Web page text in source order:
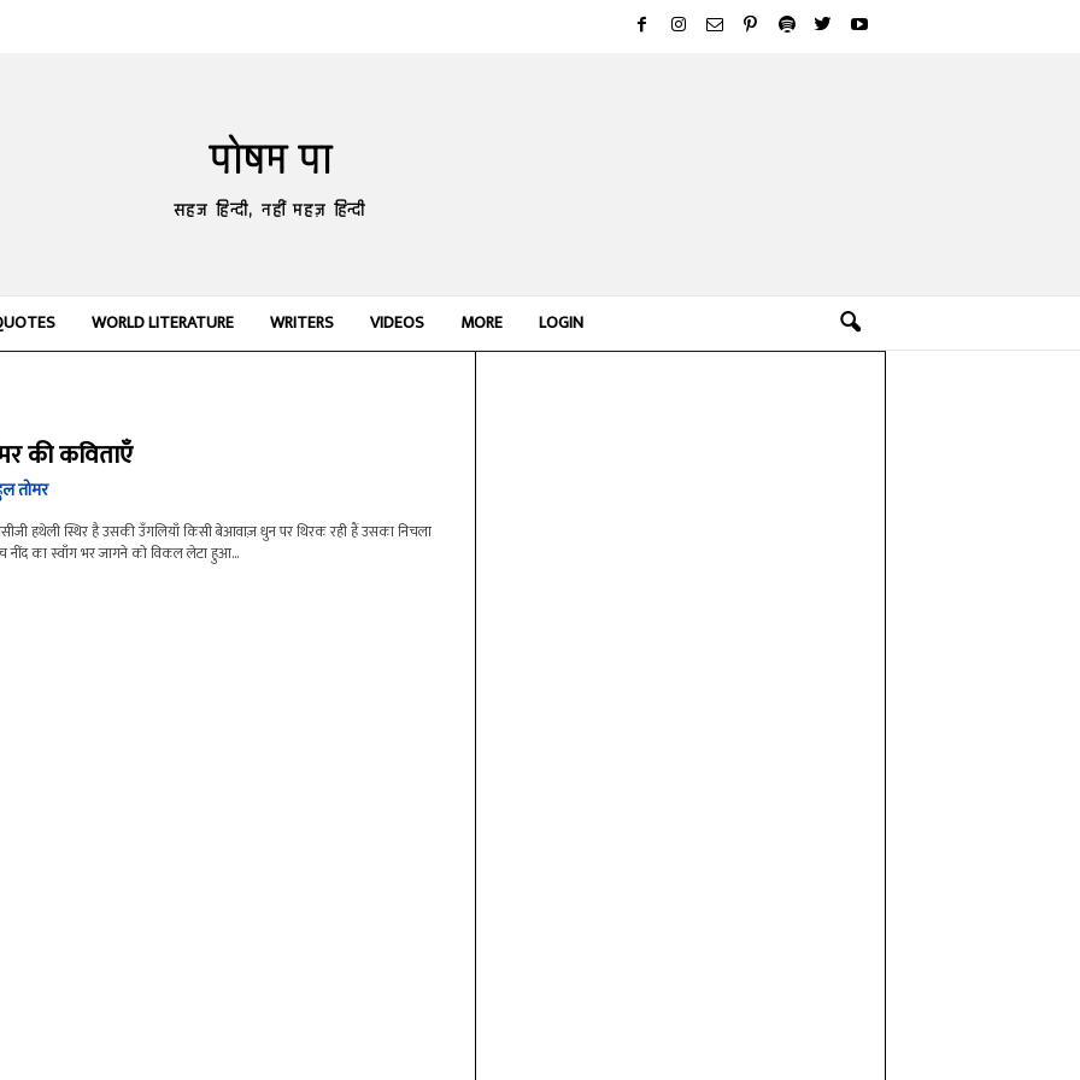
पोषम पा
सहज हिन्दी, नहीं महज़ हिन्दी
WORLD LITERATURE WRITERS VIDEOS MORE LOGIN
की कविताएँ
तोमर
हथेली स्थिर है उसकी उँगलियाँ किसी बेआवाज़ धुन पर थिरक रही हैं उसका निचला
नींद का स्वाँग भर जागने को विकल लेटा हुआ...